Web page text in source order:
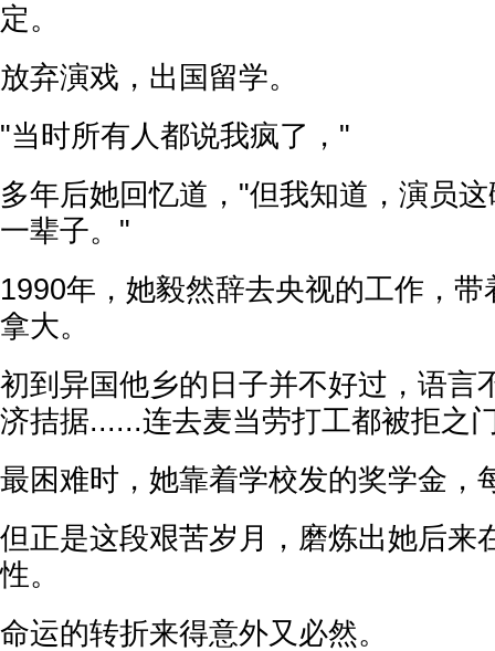
定。
放弃演戏，出国留学。
"当时所有人都说我疯了，"
多年后她回忆道，"但我知道，演员
一辈子。"
1990年，她毅然辞去央视的工作，
拿大。
初到异国他乡的日子并不好过，语言
济拮据......连去麦当劳打工都被拒之
最困难时，她靠着学校发的奖学金，
但正是这段艰苦岁月，磨炼出她后来
性。
命运的转折来得意外又必然。